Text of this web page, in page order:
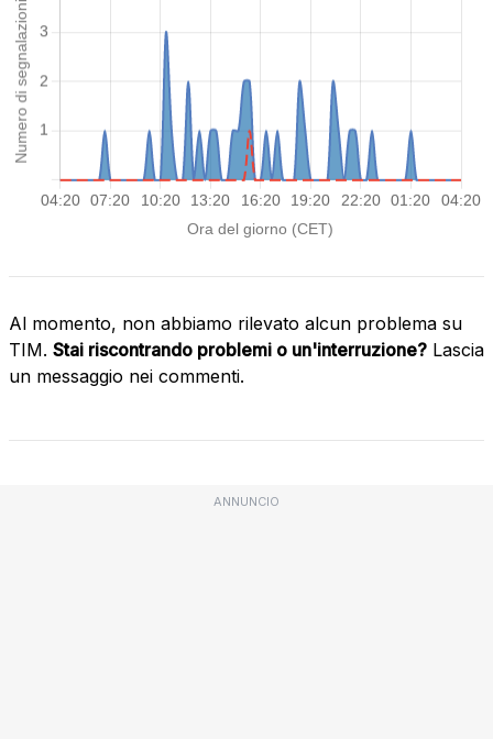
Al momento, non abbiamo rilevato alcun problema su
TIM. Stai riscontrando problemi o un'interruzione? Lascia
un messaggio nei commenti.
ANNUNCIO